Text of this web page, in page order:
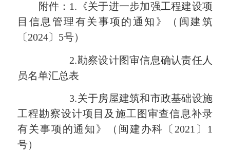
附件：1.《关于进一步加强工程建设项
目信息管理有关事项的通知》（闽建筑
〔2024〕5号）
2.勘察设计图审信息确认责任人
员名单汇总表
3.关于房屋建筑和市政基础设施
工程勘察设计项目及施工图审查信息补录
有关事项的通知》（闽建办科〔2021〕1
号）